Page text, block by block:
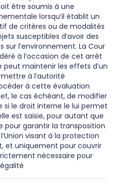
être soumis à une
lorsqu’il établit un
de critères ou de modalités
susceptibles d’avoir des
sur l’environnement. La Cour
à l’occasion de cet arrêt
peut maintenir les effets d’un
à l’autorité
à cette évaluation
le cas échéant, de modifier
le droit interne le lui permet
est saisie, pour autant que
pour garantir la transposition
visant à la protection
et uniquement pour couvrir
nécessaire pour